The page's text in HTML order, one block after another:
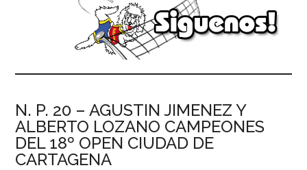
N. P. 20 – AGUSTIN JIMENEZ Y
ALBERTO LOZANO CAMPEONES
DEL 18º OPEN CIUDAD DE
CARTAGENA